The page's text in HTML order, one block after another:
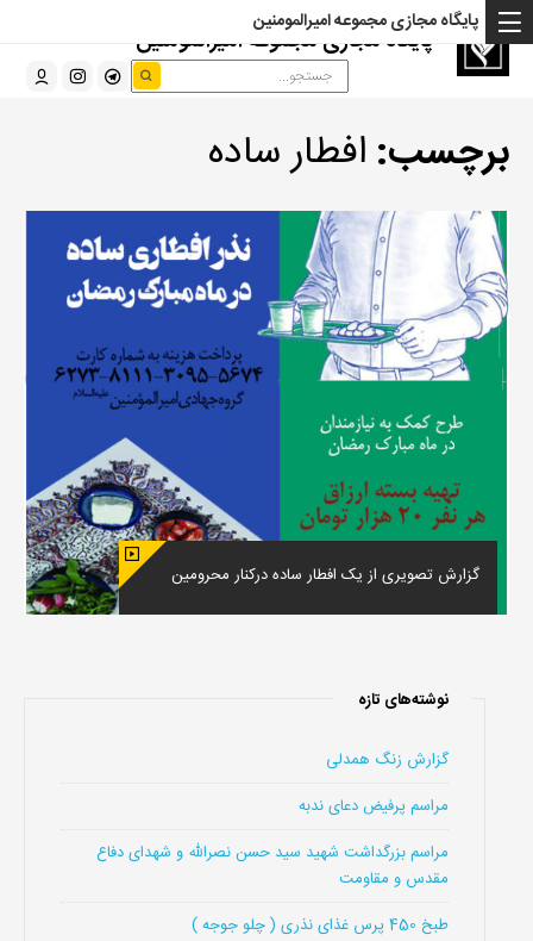
پایگاه مجازی مجموعه امیرالمومنین
پایگاه مجازی مجموعه امیرالمومنین
برچسب: افطار ساده
گزارش تصویری از یک افطار ساده درکنار محرومین
نوشته‌های تازه
گزارش زنگ همدلی
مراسم پرفیض دعای ندبه
مراسم بزرگداشت شهید سید حسن نصرالله و شهدای دفاع
مقدس و مقاومت
طبخ 450 پرس غذای نذری ( چلو جوجه )